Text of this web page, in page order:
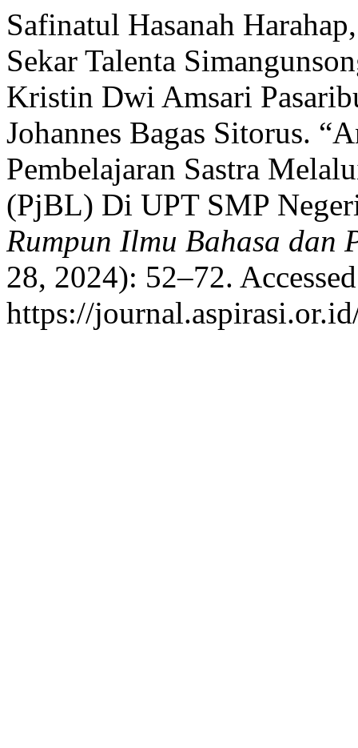
Safinatul Hasanah
Sekar Talenta
Kristin Dwi Amsari
Johannes Bagas Sitorus.
Pembelajaran Sastra
(PjBL) Di UPT SMP
Rumpun Ilmu Bahasa dan
28, 2024): 52–72.
https://